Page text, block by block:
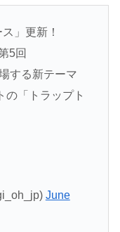
」更新！
5回
する新テーマ
の「トラップト
June